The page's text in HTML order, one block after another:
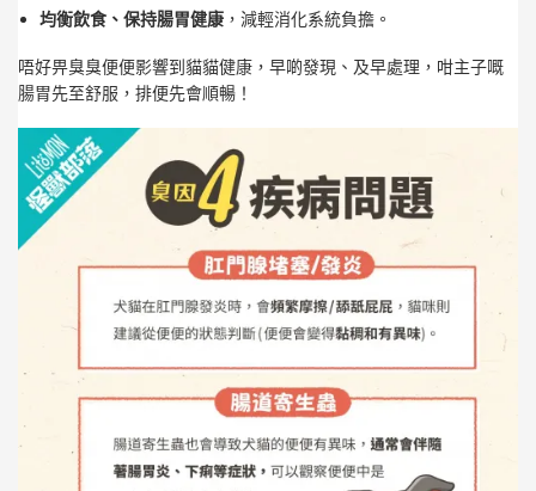
均衡飲食、保持腸胃健康 ，減輕消化系統負擔。
唔好畀臭臭便便影響到貓貓健康，早啲發現、及早處理，咁主子嘅
腸胃先至舒服，排便先會順暢！